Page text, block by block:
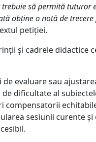
să permită tuturor
obține o notă de
petiției.
și cadrele didactice
de evaluare sau
de dificultate al
compensatorii
sesiunii curente